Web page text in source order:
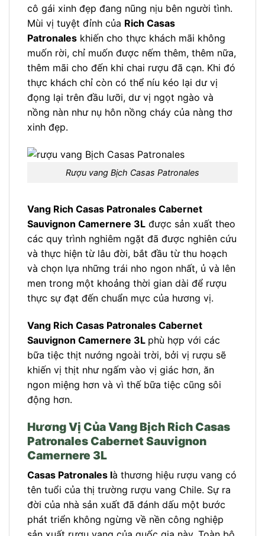
cô gái xinh đẹp đang nũng nịu bên người tình.
Mùi vị tuyệt đỉnh của Rich Casas
Patronales khiến cho thực khách mãi không
muốn rời, chỉ muốn được nếm thêm, thêm nữa,
thêm mãi cho đến khi chai rượu đã cạn. Khi đó
thực khách chỉ còn có thể níu kéo lại dư vị
đọng lại trên đầu lưỡi, dư vị ngọt ngào và
nồng nàn như nụ hôn nồng cháy của nàng thơ
xinh đẹp.
Rượu vang Bịch Casas Patronales
Vang Rich Casas Patronales Cabernet
Sauvignon Camernere 3L được sản xuất theo
các quy trình nghiêm ngặt đã được nghiên cứu
và thực hiện từ lâu đời, bắt đầu từ thu hoạch
và chọn lựa những trái nho ngon nhất, ủ và lên
men trong một khoảng thời gian dài để rượu
thực sự đạt đến chuẩn mực của hương vị.
Vang Rich Casas Patronales Cabernet
Sauvignon Camernere 3L phù hợp với các
bữa tiệc thịt nướng ngoài trời, bởi vị rượu sẽ
khiến vị thịt như ngấm vào vị giác hơn, ăn
ngon miệng hơn và vì thế bữa tiệc cũng sôi
động hơn.
Hương Vị Của Vang Bịch Rich Casas
Patronales Cabernet Sauvignon
Camernere 3L
Casas Patronales là thương hiệu rượu vang có
tên tuổi của thị trường rượu vang Chile. Sự ra
đời của nhà sản xuất đã đánh dấu một bước
phát triển không ngừng về nền công nghiệp